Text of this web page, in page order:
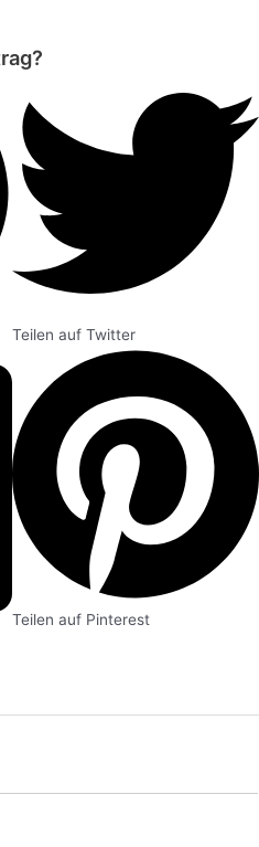
Teilen auf Twitter
Teilen auf Pinterest